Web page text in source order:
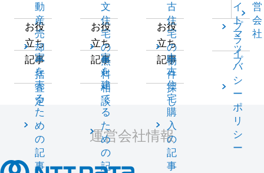
動
産
売
却
一
括
査
定
お役
立ち
記事
家
を
売
る
た
め
の
記
事
文
住
宅
の
無
料
相
談
お役
立ち
記事
家
を
建
て
る
た
め
の
記
古
住
宅
の
物
件
探
し
お役
立ち
記事
中
古
住
宅
購
入
の
記
事
イ
ト
マ
ッ
プ
営
会
社
プ
ラ
イ
バ
シ
ー
ポ
リ
シ
ー
運営会社情報